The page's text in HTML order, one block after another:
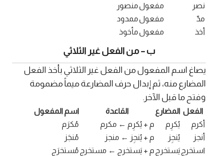
نصر
مفعولمنصور
مدّ
مفعولممدود
أخذ
مفعولمأخوذ
ب – من الفعل غير الثلاثي
يصاغ اسم المفعول من الفعل غير الثلاثي بأخذ الفعل
المضارع منه، ثم إبدال حرف المضارعة ميماً مضمومة
وفتح ما قبل الآخر.
الفعل المضارع القاعدة
اسم المفعول
أكرم
يُكرِم م + يُكرِم ← مكرم
مُكرَم
أنجز
يُنجِز م + يُنجِز ← منجز
مُنجَز
استخرج يَستخرِج م + يَستخرِج ← مستخرج مُستخرَج